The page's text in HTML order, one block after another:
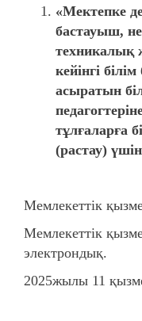
«Мектепке
бастауыш,
техникалық
кейінгі
асыратын
тұлғаларға
(растау)
Мемлекеттік
Мемлекеттік
электрондық.
2025жылы 11